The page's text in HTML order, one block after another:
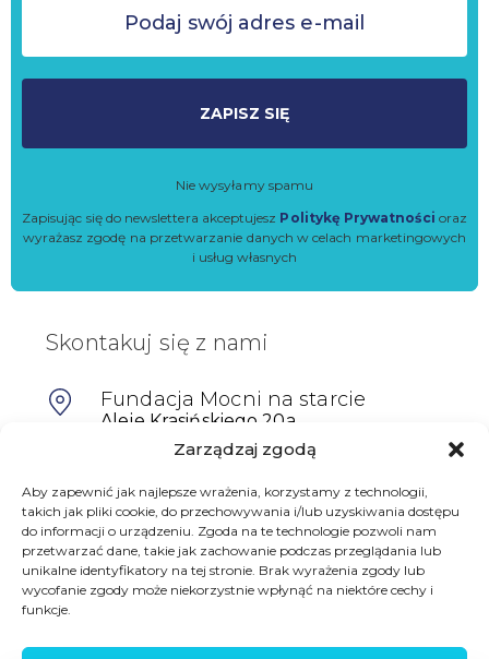
Zarządzaj zgodą
Aby zapewnić jak najlepsze wrażenia, korzystamy z technologii,
takich jak pliki cookie, do przechowywania i/lub uzyskiwania dostępu
do informacji o urządzeniu. Zgoda na te technologie pozwoli nam
przetwarzać dane, takie jak zachowanie podczas przeglądania lub
unikalne identyfikatory na tej stronie. Brak wyrażenia zgody lub
wycofanie zgody może niekorzystnie wpłynąć na niektóre cechy i
funkcje.
ZAPISZ SIĘ
Nie wysyłamy spamu
Zapisując się do newslettera akceptujesz Politykę Prywatności oraz
wyrażasz zgodę na przetwarzanie danych w celach marketingowych
i usług własnych
Skontakuj się z nami
Fundacja Mocni na starcie
Aleje Krasińskiego 20a,
64-100 Leszno
601698402
biuro@mocninastarcie.pl